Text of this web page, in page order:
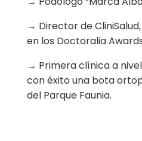
→ Director de
en los Doctoralia
→ Primera clínica a
con éxito una bota
del Parque Faunia.